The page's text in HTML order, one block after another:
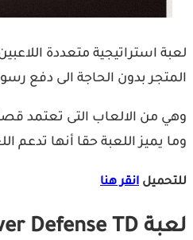
لعبة استراتيجية متعددة
المتجر بدون الحاجة الى دفع
وهي من الالعاب التى تعتمد
وما يميز اللعبة حقا أنها تدعم
للتحميل انقر هنا
لعبة Kingdom Rush- Tower Defense TD